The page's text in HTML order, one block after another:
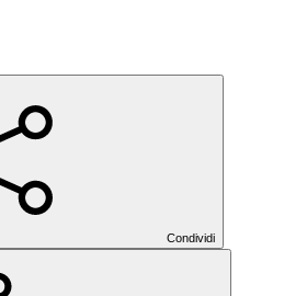
Condividi